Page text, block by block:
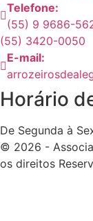
Telefone:
(55) 9 9686-
(55) 3420-0050
E-mail:
Horário
De Segunda à
© 2026 -
os direitos